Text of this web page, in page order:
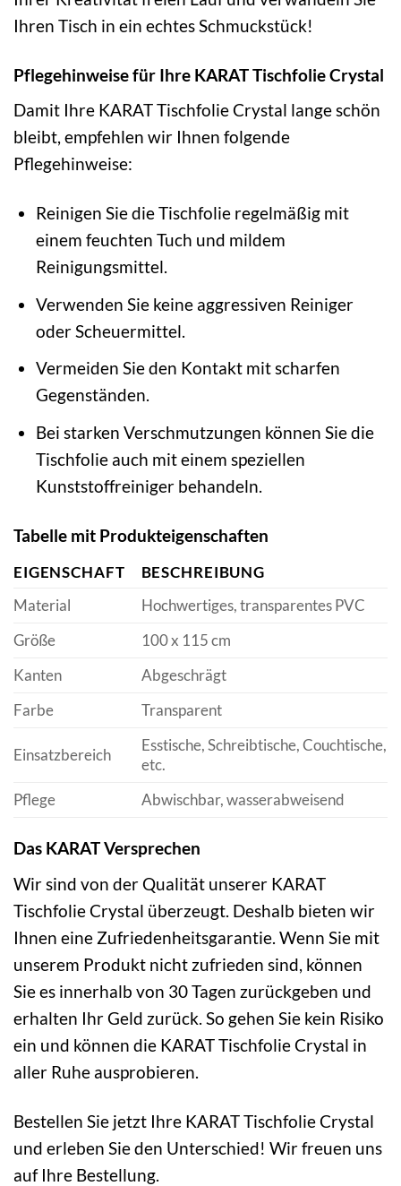
Ihren Tisch in ein echtes Schmuckstück!
Pflegehinweise für Ihre KARAT Tischfolie Crystal
Damit Ihre KARAT Tischfolie Crystal lange schön
bleibt, empfehlen wir Ihnen folgende
Pflegehinweise:
Reinigen Sie die Tischfolie regelmäßig mit
einem feuchten Tuch und mildem
Reinigungsmittel.
Verwenden Sie keine aggressiven Reiniger
oder Scheuermittel.
Vermeiden Sie den Kontakt mit scharfen
Gegenständen.
Bei starken Verschmutzungen können Sie die
Tischfolie auch mit einem speziellen
Kunststoffreiniger behandeln.
Tabelle mit Produkteigenschaften
EIGENSCHAFT
BESCHREIBUNG
Material
Hochwertiges, transparentes PVC
Größe
100 x 115 cm
Kanten
Abgeschrägt
Farbe
Transparent
Einsatzbereich
Esstische, Schreibtische, Couchtische,
etc.
Pflege
Abwischbar, wasserabweisend
Das KARAT Versprechen
Wir sind von der Qualität unserer KARAT
Tischfolie Crystal überzeugt. Deshalb bieten wir
Ihnen eine Zufriedenheitsgarantie. Wenn Sie mit
unserem Produkt nicht zufrieden sind, können
Sie es innerhalb von 30 Tagen zurückgeben und
erhalten Ihr Geld zurück. So gehen Sie kein Risiko
ein und können die KARAT Tischfolie Crystal in
aller Ruhe ausprobieren.
Bestellen Sie jetzt Ihre KARAT Tischfolie Crystal
und erleben Sie den Unterschied! Wir freuen uns
auf Ihre Bestellung.